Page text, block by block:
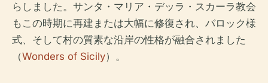
らしました。サンタ・マリア・デッラ・スカーラ教会
もこの時期に再建または大幅に修復され、バロック様
式、そして村の質素な沿岸の性格が融合されました
（Wonders of Sicily）。